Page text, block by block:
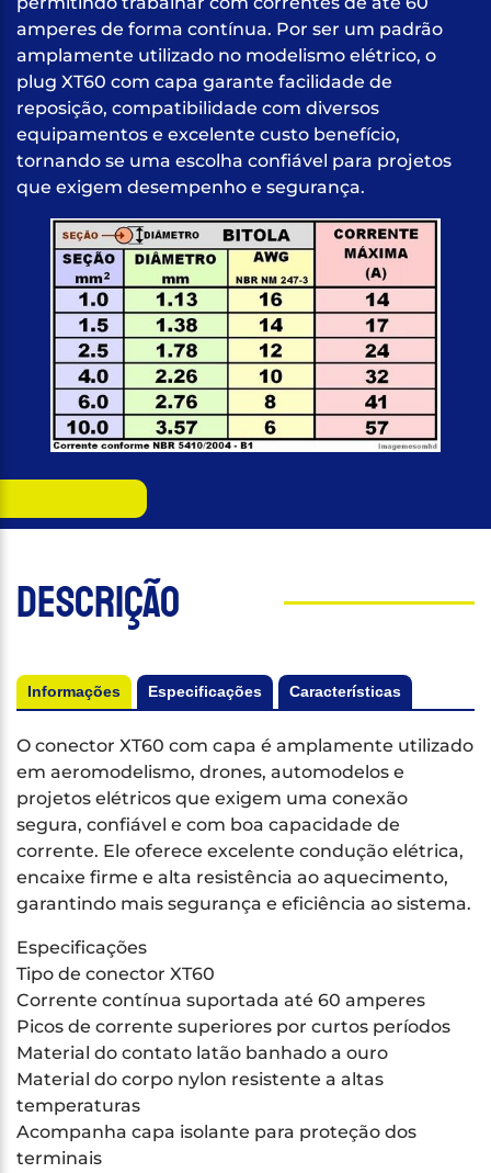
amperes de forma contínua. Por ser um padrão
amplamente utilizado no modelismo elétrico, o
plug XT60 com capa garante facilidade de
reposição, compatibilidade com diversos
equipamentos e excelente custo benefício,
tornando se uma escolha confiável para projetos
que exigem desempenho e segurança.
Descrição
Informações Especificações Características
O conector XT60 com capa é amplamente utilizado
em aeromodelismo, drones, automodelos e
projetos elétricos que exigem uma conexão
segura, confiável e com boa capacidade de
corrente. Ele oferece excelente condução elétrica,
encaixe firme e alta resistência ao aquecimento,
garantindo mais segurança e eficiência ao sistema.
Especificações
Tipo de conector XT60
Corrente contínua suportada até 60 amperes
Picos de corrente superiores por curtos períodos
Material do contato latão banhado a ouro
Material do corpo nylon resistente a altas
temperaturas
Acompanha capa isolante para proteção dos
terminais